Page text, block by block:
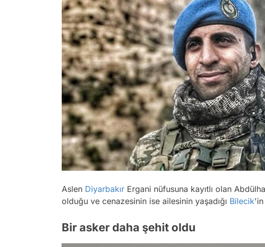
Aslen Diyarbakır Ergani nüfusuna kayıtlı olan
olduğu ve cenazesinin ise ailesinin yaşadığı Bilecik
Bir asker daha şehit oldu